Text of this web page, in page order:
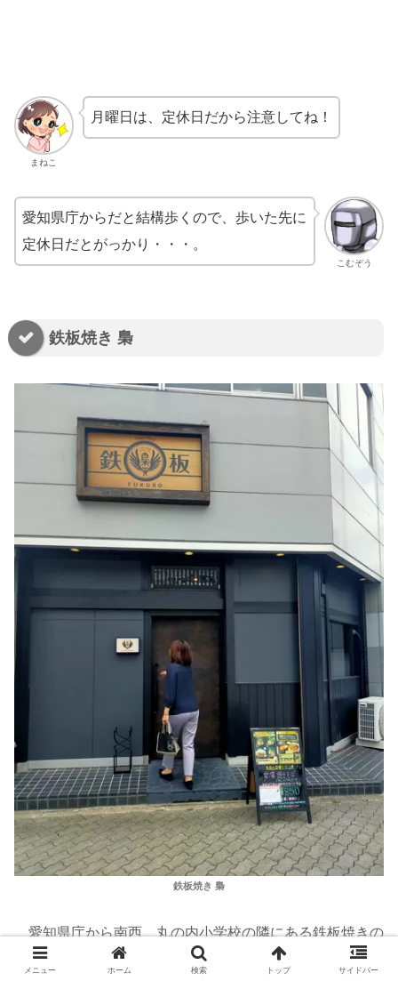
まねこ
月曜日は、定休日だから注意してね！
こむぞう
愛知県庁からだと結構歩くので、歩いた先に
定休日だとがっかり・・・。
鉄板焼き 梟
鉄板焼き 梟
愛知県庁から南西、丸の内小学校の隣にある鉄板焼きの
お店です。見つけにくいかもしれませんが、結構近くにあ
メニュー ホーム 検索 トップ サイドバー